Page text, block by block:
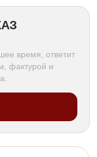
время, ответит
фактурой и